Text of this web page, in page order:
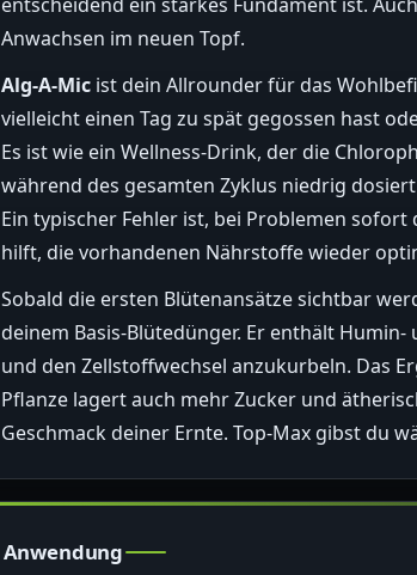
Anwachsen im neuen Topf.
Alg-A-Mic ist dein Allrounder für das
vielleicht einen Tag zu spät gegossen hast
Es ist wie ein Wellness-Drink, der die
während des gesamten Zyklus niedrig
Ein typischer Fehler ist, bei Problemen
hilft, die vorhandenen Nährstoffe wieder
Sobald die ersten Blütenansätze sichtbar
deinem Basis-Blütedünger. Er enthält
und den Zellstoffwechsel anzukurbeln. Das
Pflanze lagert auch mehr Zucker und
Geschmack deiner Ernte. Top-Max gibst du
Anwendung